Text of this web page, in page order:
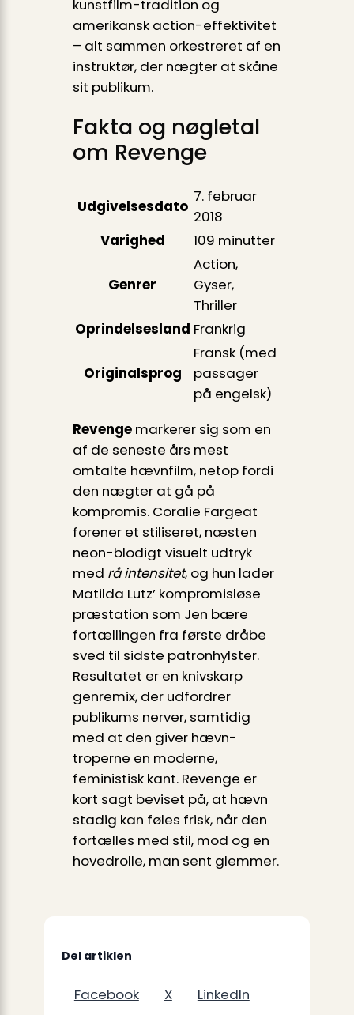
kunstfilm-tradition og
amerikansk action-effektivitet
– alt sammen orkestreret af en
instruktør, der nægter at skåne
sit publikum.
Fakta og nøgletal
om Revenge
Udgivelsesdato
7. februar
2018
Varighed
109 minutter
Genrer
Action,
Gyser,
Thriller
Oprindelsesland Frankrig
Originalsprog
Fransk (med
passager
på engelsk)
Revengemarkerer sig som en
af de seneste års mest
omtalte hævnfilm, netop fordi
den nægter at gå på
kompromis. Coralie Fargeat
forener et stiliseret, næsten
neon-blodigt visuelt udtryk
med rå intensitet, og hun lader
Matilda Lutz’ kompromisløse
præstation som Jen bære
fortællingen fra første dråbe
sved til sidste patronhylster.
Resultatet er en knivskarp
genremix, der udfordrer
publikums nerver, samtidig
med at den giver hævn-
troperne en moderne,
feministisk kant. Revenge er
kort sagt beviset på, at hævn
stadig kan føles frisk, når den
fortælles med stil, mod og en
hovedrolle, man sent glemmer.
Del artiklen
Facebook X
LinkedIn